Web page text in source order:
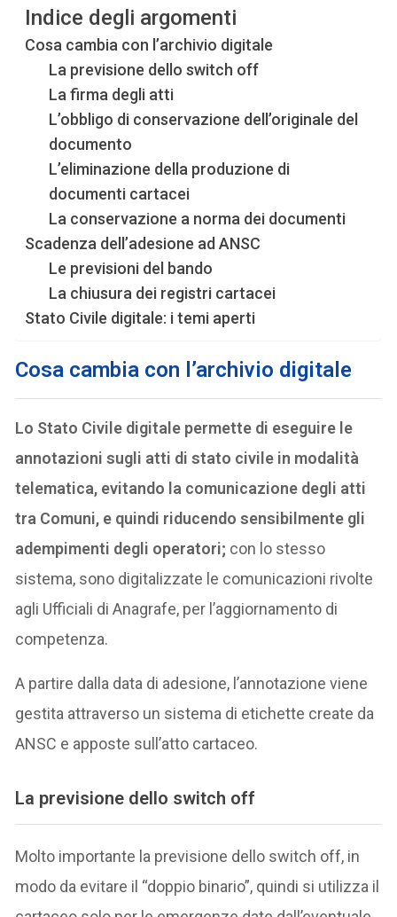
Indice degli argomenti
Cosa cambia con l’archivio digitale
La previsione dello switch off
La firma degli atti
L’obbligo di conservazione dell’originale del
documento
L’eliminazione della produzione di
documenti cartacei
La conservazione a norma dei documenti
Scadenza dell’adesione ad ANSC
Le previsioni del bando
La chiusura dei registri cartacei
Stato Civile digitale: i temi aperti
Cosa cambia con l’archivio digitale
Lo Stato Civile digitale permette di eseguire le
annotazioni sugli atti di stato civile in modalità
telematica, evitando la comunicazione degli atti
tra Comuni, e quindi riducendo sensibilmente gli
adempimenti degli operatori; con lo stesso
sistema, sono digitalizzate le comunicazioni rivolte
agli Ufficiali di Anagrafe, per l’aggiornamento di
competenza.
A partire dalla data di adesione, l’annotazione viene
gestita attraverso un sistema di etichette create da
ANSC e apposte sull’atto cartaceo.
La previsione dello switch off
Molto importante la previsione dello switch off, in
modo da evitare il “doppio binario”, quindi si utilizza il